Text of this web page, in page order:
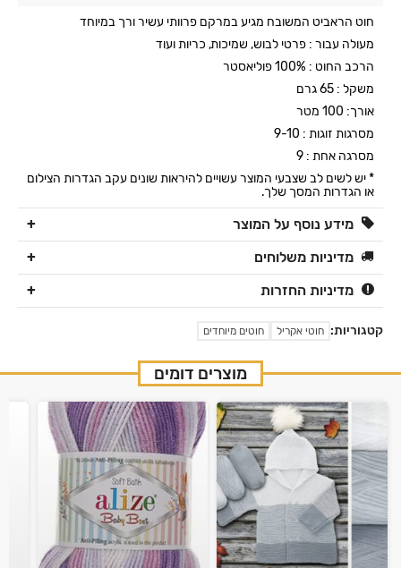
חוט הראביט המשובח מגיע במרקם פרוותי עשיר ורך במיוחד
מעולה עבור : פרטי לבוש, שמיכות, כריות ועוד
הרכב החוט : 100% פוליאסטר
משקל : 65 גרם
אורך: 100 מטר
מסרגות זוגות : 9-10
מסרגה אחת : 9
* יש לשים לב שצבעי המוצר עשויים להיראות שונים עקב הגדרות הצילום
או הגדרות המסך שלך.
מידע נוסף על המוצר
מדיניות משלוחים
מדיניות החזרות
קטגוריות: חוטי אקריל חוטים מיוחדים
מוצרים דומים